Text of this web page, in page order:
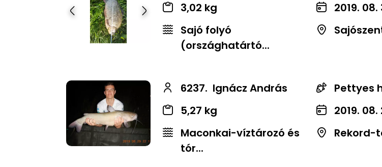
Előző Következő
3,02 kg
2019. 08.
Sajó folyó
(országhatártó...
6237. Ignácz András
Pettyes
5,27 kg
2019. 08.
Maconkai-víztározó és
tór...
Rekord-